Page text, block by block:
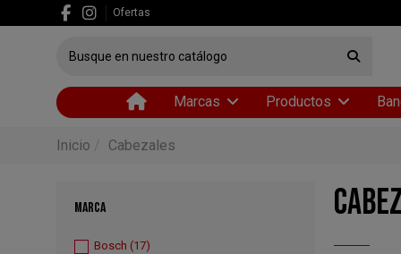
Ofertas
Marcas Productos
Inicio Cabezales
MARCA
Bosch (17)